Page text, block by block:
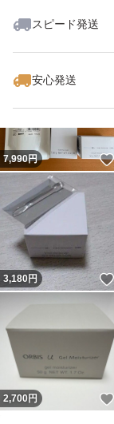
スピード発送
安心発送
7,990円
3,180円
2,700円